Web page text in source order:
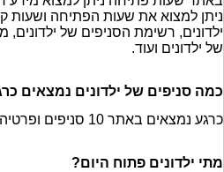
ניתן למצוא את שעות הפתיחה ושעות
ילדונים, רשימת הסניפים של ילדונים,
של ילדונים ועוד.
כמה סניפים של ילדונים נמצאים
כרגע נמצאים באתר 10 סניפים ופרטיהם
מתי ילדונים פתוח היום?